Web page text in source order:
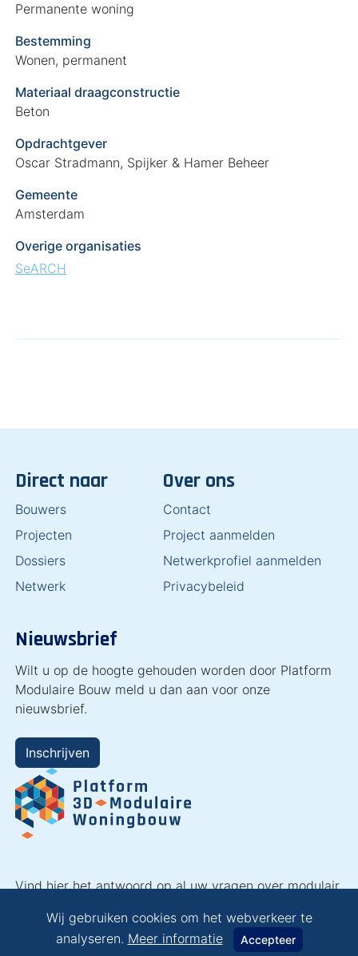
Permanente woning
Bestemming
Wonen, permanent
Materiaal draagconstructie
Beton
Opdrachtgever
Oscar Stradmann, Spijker & Hamer Beheer
Gemeente
Amsterdam
Overige organisaties
SeARCH
Direct naar
Bouwers
Projecten
Dossiers
Netwerk
Over ons
Contact
Project aanmelden
Netwerkprofiel aanmelden
Privacybeleid
Nieuwsbrief
Wilt u op de hoogte gehouden worden door Platform
Modulaire Bouw meld u dan aan voor onze
nieuwsbrief.
Inschrijven
Vind hier het antwoord op al uw vragen over modulair
Wij gebruiken cookies om het webverkeer te
analyseren. Meer informatie Accepteer